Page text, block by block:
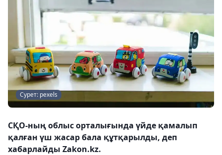
Сурет: pexels
СҚО-ның облыс орталығында үйде қамалып
қалған үш жасар бала құтқарылды, деп
хабарлайды Zakon.kz.